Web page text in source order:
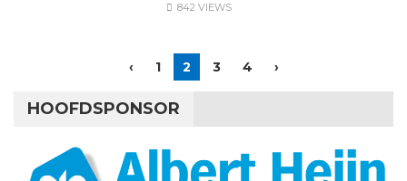
842 VIEWS
‹ 1 2 3 4 ›
HOOFDSPONSOR